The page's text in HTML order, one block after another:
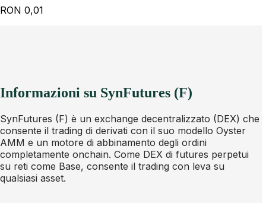
RON 0,01
Informazioni su SynFutures (F)
SynFutures (F) è un exchange decentralizzato (DEX) che
consente il trading di derivati con il suo modello Oyster
AMM e un motore di abbinamento degli ordini
completamente onchain. Come DEX di futures perpetui
su reti come Base, consente il trading con leva su
qualsiasi asset.